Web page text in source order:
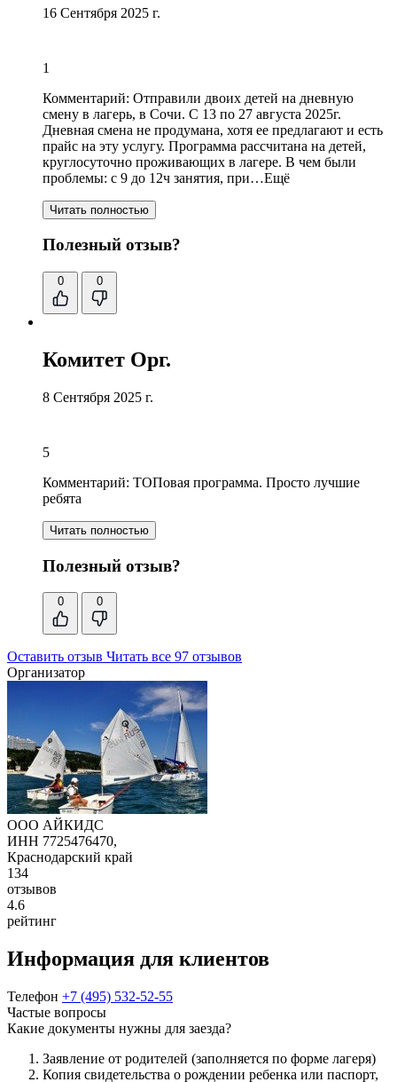
16 Сентября 2025 г.
1
Комментарий: Отправили двоих детей на дневную
смену в лагерь, в Сочи. С 13 по 27 августа 2025г.
Дневная смена не продумана, хотя ее предлагают и есть
прайс на эту услугу. Программа рассчитана на детей,
круглосуточно проживающих в лагере. В чем были
проблемы: с 9 до 12ч занятия, при…Ещё
Читать полностью
Полезный отзыв?
0 0
Комитет Орг.
8 Сентября 2025 г.
5
Комментарий: ТОПовая программа. Просто лучшие
ребята
Читать полностью
Полезный отзыв?
0 0
Оставить отзыв Читать все 97 отзывов
Организатор
ООО АЙКИДС
ИНН 7725476470,
Краснодарский край
134
отзывов
4.6
рейтинг
Информация для клиентов
Телефон +7 (495) 532-52-55
Частые вопросы
Какие документы нужны для заезда?
Заявление от родителей (заполняется по форме лагеря)
Копия свидетельства о рождении ребенка или паспорт,